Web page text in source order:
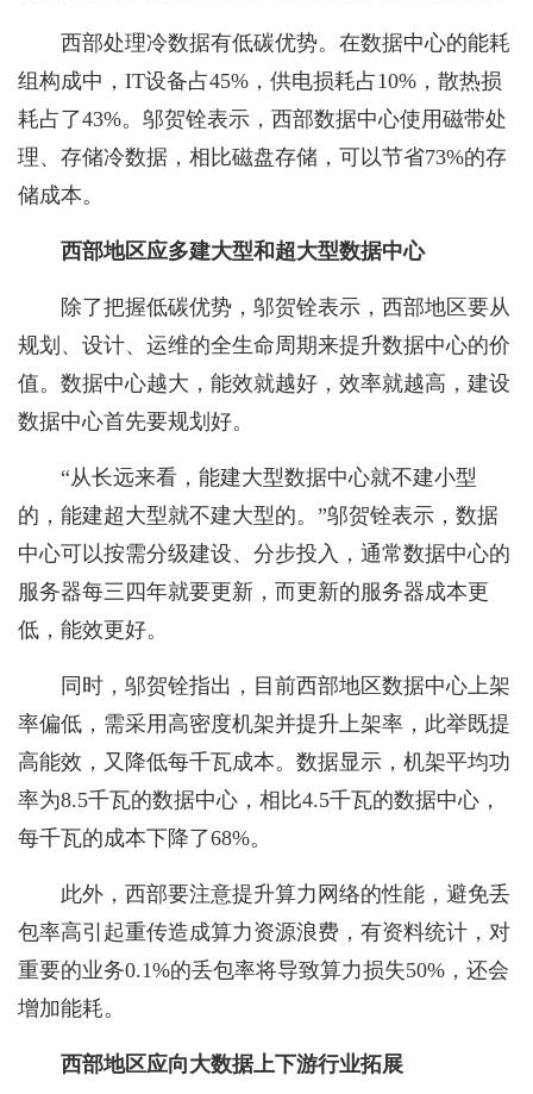
西部处理冷数据有低碳优势。在数据中心的能耗
组构成中，IT设备占45%，供电损耗占10%，散热损
耗占了43%。邬贺铨表示，西部数据中心使用磁带处
理、存储冷数据，相比磁盘存储，可以节省73%的存
储成本。
西部地区应多建大型和超大型数据中心
除了把握低碳优势，邬贺铨表示，西部地区要从
规划、设计、运维的全生命周期来提升数据中心的价
值。数据中心越大，能效就越好，效率就越高，建设
数据中心首先要规划好。
“从长远来看，能建大型数据中心就不建小型
的，能建超大型就不建大型的。”邬贺铨表示，数据
中心可以按需分级建设、分步投入，通常数据中心的
服务器每三四年就要更新，而更新的服务器成本更
低，能效更好。
同时，邬贺铨指出，目前西部地区数据中心上架
率偏低，需采用高密度机架并提升上架率，此举既提
高能效，又降低每千瓦成本。数据显示，机架平均功
率为8.5千瓦的数据中心，相比4.5千瓦的数据中心，
每千瓦的成本下降了68%。
此外，西部要注意提升算力网络的性能，避免丢
包率高引起重传造成算力资源浪费，有资料统计，对
重要的业务0.1%的丢包率将导致算力损失50%，还会
增加能耗。
西部地区应向大数据上下游行业拓展